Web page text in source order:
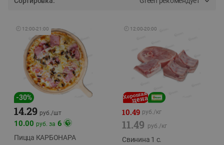
🕘 12:00-21:00
-30%
14.29 руб./шт
10.00 руб. за 6
Пицца КАРБОНАРА
🕘 12:00-20:00
10.49 руб./кг
11.49 руб./кг
Свинина 1 с.